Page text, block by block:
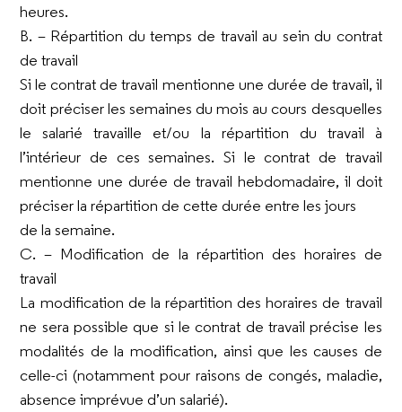
heures.
B. – Répartition du temps de travail au sein du contrat
de travail
Si le contrat de travail mentionne une durée de travail, il
doit préciser les semaines du mois au cours desquelles
le salarié travaille et/ou la répartition du travail à
l’intérieur de ces semaines. Si le contrat de travail
mentionne une durée de travail hebdomadaire, il doit
préciser la répartition de cette durée entre les jours
de la semaine.
C. – Modification de la répartition des horaires de
travail
La modification de la répartition des horaires de travail
ne sera possible que si le contrat de travail précise les
modalités de la modification, ainsi que les causes de
celle-ci (notamment pour raisons de congés, maladie,
absence imprévue d’un salarié).